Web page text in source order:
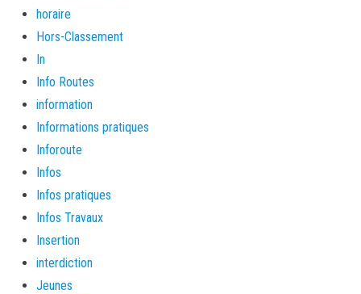
horaire
Hors-Classement
In
Info Routes
information
Informations pratiques
Inforoute
Infos
Infos pratiques
Infos Travaux
Insertion
interdiction
Jeunes